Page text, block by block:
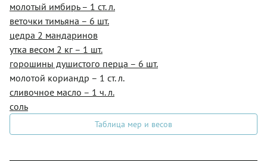
молотый имбирь – 1 ст. л.
веточки тимьяна – 6 шт.
цедра 2 мандаринов
утка весом 2 кг – 1 шт.
горошины душистого перца – 6 шт.
молотой кориандр – 1 ст. л.
сливочное масло – 1 ч. л.
соль
Таблица мер и весов